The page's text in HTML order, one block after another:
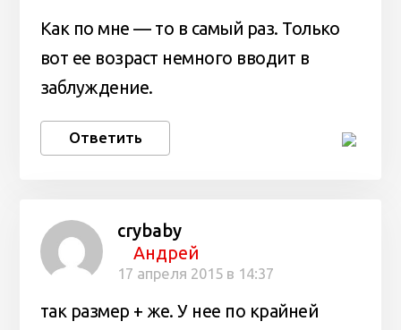
Как по мне — то в самый раз. Только
вот ее возраст немного вводит в
заблуждение.
Ответить
crybaby
Андрей
17 апреля 2015 в 14:37
так размер + же. У нее по крайней